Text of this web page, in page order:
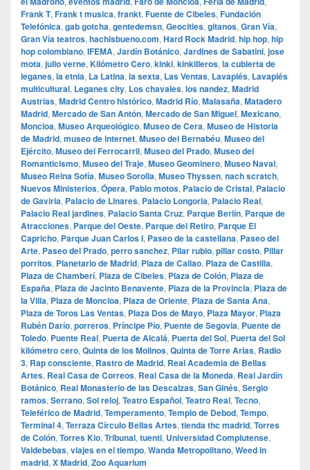
Frank T, Frank t musica, frankt, Fuente de Cibeles, Fundación
Telefónica, gab gotcha, gentedemsn, Geocities, gitanos, Gran Vía,
Gran Vía teatros, hachisbueno.com, Hard Rock Madrid, hip hop, hip
hop colombiano, IFEMA, Jardín Botánico, Jardines de Sabatini, jose
mota, julio verne, Kilómetro Cero, kinki, kinkilleros, la cubierta de
leganes, la etnia, La Latina, la sexta, Las Ventas, Lavapiés, Lavapiés
multicultural, Leganes city, Los chavales, los nandez, Madrid
Austrias, Madrid Centro histórico, Madrid Río, Malasaña, Matadero
Madrid, Mercado de San Antón, Mercado de San Miguel, Mexicano,
Moncloa, Museo Arqueológico, Museo de Cera, Museo de Historia
de Madrid, museo de internet, Museo del Bernabéu, Museo del
Ejército, Museo del Ferrocarril, Museo del Prado, Museo del
Romanticismo, Museo del Traje, Museo Geominero, Museo Naval,
Museo Reina Sofía, Museo Sorolla, Museo Thyssen, nach scratch,
Nuevos Ministerios, Ópera, Pablo motos, Palacio de Cristal, Palacio
de Gaviria, Palacio de Linares, Palacio Longoria, Palacio Real,
Palacio Real jardines, Palacio Santa Cruz, Parque Berlín, Parque de
Atracciones, Parque del Oeste, Parque del Retiro, Parque El
Capricho, Parque Juan Carlos I, Paseo de la castellana, Paseo del
Arte, Paseo del Prado, perro sanchez, Pilar rubio, pillar costo, Pillar
porritos, Planetario de Madrid, Plaza de Callao, Plaza de Castilla,
Plaza de Chamberí, Plaza de Cibeles, Plaza de Colón, Plaza de
España, Plaza de Jacinto Benavente, Plaza de la Provincia, Plaza de
la Villa, Plaza de Moncloa, Plaza de Oriente, Plaza de Santa Ana,
Plaza de Toros Las Ventas, Plaza Dos de Mayo, Plaza Mayor, Plaza
Rubén Darío, porreros, Príncipe Pío, Puente de Segovia, Puente de
Toledo, Puente Real, Puerta de Alcalá, Puerta del Sol, Puerta del Sol
kilómetro cero, Quinta de los Molinos, Quinta de Torre Arias, Radio
3, Rap consciente, Rastro de Madrid, Real Academia de Bellas
Artes, Real Casa de Correos, Real Casa de la Moneda, Real Jardín
Botánico, Real Monasterio de las Descalzas, San Ginés, Sergio
ramos, Serrano, Sol reloj, Teatro Español, Teatro Real, Tecno,
Teleférico de Madrid, Temperamento, Templo de Debod, Tempo,
Terminal 4, Terraza Círculo Bellas Artes, tienda thc madrid, Torres
de Colón, Torres Kio, Tribunal, tuenti, Universidad Complutense,
Valdebebas, viajes en el tiempo, Wanda Metropolitano, Weed in
madrid, X Madrid, Zoo Aquarium